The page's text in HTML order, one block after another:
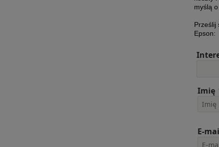
myślą
Prześlij
Epson:
Imię
E-